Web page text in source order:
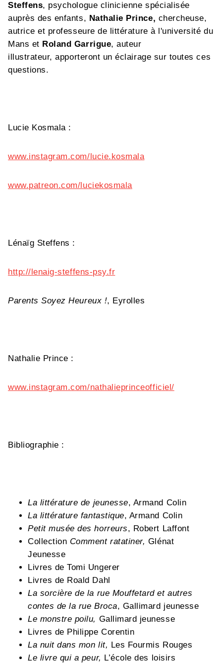
Steffens, psychologue clinicienne spécialisée
auprès des enfants, Nathalie Prince, chercheuse,
autrice et professeure de littérature à l'université du
Mans et Roland Garrigue, auteur
illustrateur, apporteront un éclairage sur toutes ces
questions.
Lucie Kosmala :
www.instagram.com/lucie.kosmala
www.patreon.com/luciekosmala
Lénaïg Steffens :
http://lenaig-steffens-psy.fr
Parents Soyez Heureux !, Eyrolles
Nathalie Prince :
www.instagram.com/nathalieprinceofficiel/
Bibliographie :
La littérature de jeunesse, Armand Colin
La littérature fantastique, Armand Colin
Petit musée des horreurs, Robert Laffont
Collection Comment ratatiner, Glénat
Jeunesse
Livres de Tomi Ungerer
Livres de Roald Dahl
La sorcière de la rue Mouffetard et autres
contes de la rue Broca, Gallimard jeunesse
Le monstre poilu, Gallimard jeunesse
Livres de Philippe Corentin
La nuit dans mon lit, Les Fourmis Rouges
Le livre qui a peur, L’école des loisirs